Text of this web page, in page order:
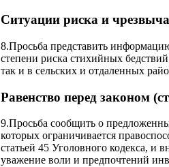
Ситуации риска и
8.Просьба представить
степени риска стихийных
так и в сельских и отдаленных
Равенство перед законом
9.Просьба сообщить о
которых ограничивается
статьей 45 Уголовного кодекса, и
уважение воли и предпочтений